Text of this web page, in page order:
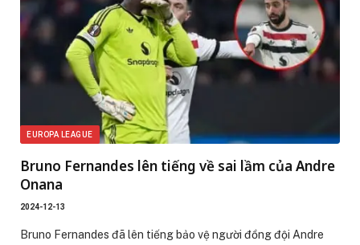
EUROPA LEAGUE
Bruno Fernandes lên tiếng về sai lầm của Andre
Onana
2024-12-13
Bruno Fernandes đã lên tiếng bảo vệ người đồng đội Andre